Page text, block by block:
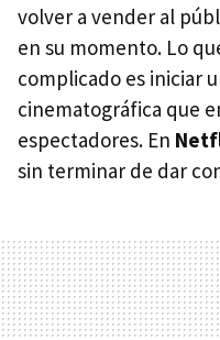
volver a vender al
en su momento. Lo
complicado es iniciar
cinematográfica que
espectadores. En
sin terminar de dar